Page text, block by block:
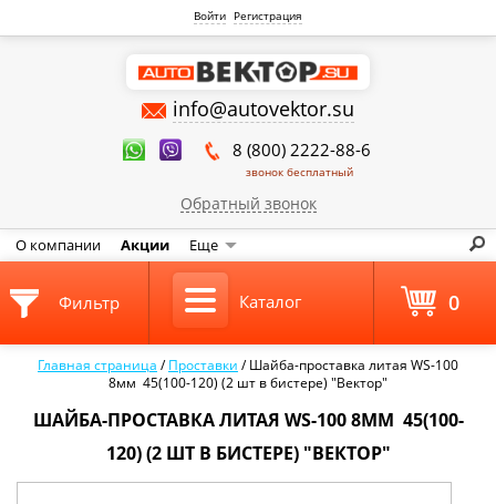
Войти Регистрация
info@autovektor.su
8 (800) 2222-88-6
звонок бесплатный
Обратный звонок
О компании Акции Еще
Главная страница /Проставки /Шайба-проставка литая WS-100
8мм 45(100-120) (2 шт в бистере) "Вектор"
ШАЙБА-ПРОСТАВКА ЛИТАЯ WS-100 8ММ 45(100-
120) (2 ШТ В БИСТЕРЕ) "ВЕКТОР"
Фильтр Каталог 0